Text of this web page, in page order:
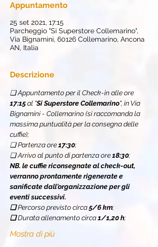
Appuntamento
25 set 2021, 17:15
Parcheggio "Si Superstore Collemarino",
Via Bignamini, 60126 Collemarino, Ancona
AN, Italia
Descrizione
❏ Appuntamento per il Check-in alle ore
17:15 al "Si Superstore Collemarino", in Via
Bignamini - Collemarino (si raccomanda la
massima puntualità per la consegna delle
cuffie);
❏ Partenza ore 17:30;
❏ Arrivo al punto di partenza ore 18:30;
NB. le cuffie riconsegnate al check-out,
verranno prontamente rigenerate e
sanificate dall'organizzazione per gli
eventi successivi.
❏ Percorso previsto circa 5/6 km;
❏ Durata allenamento circa 1/1,20 h;
Mostra di più